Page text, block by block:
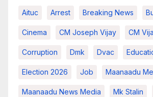
Aituc Arrest Breaking News​
Cinema CM Joseph Vijay CM
Corruption Dmk Dvac
Election 2026 Job Maanaadu
Maanaadu News Media Mk Stalin